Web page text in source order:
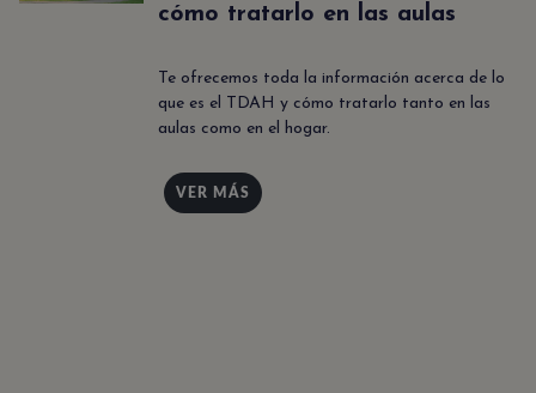
cómo tratarlo en las aulas
Te ofrecemos toda la información acerca de lo
que es el TDAH y cómo tratarlo tanto en las
aulas como en el hogar.
VER MÁS